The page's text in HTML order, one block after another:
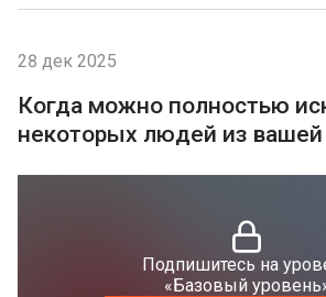
28 дек 2025
Когда можно полностью
некоторых людей из
Подпишитесь на
«Базовый